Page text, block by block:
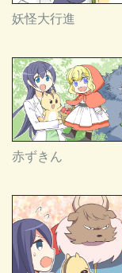
妖怪大行進
赤ずきん